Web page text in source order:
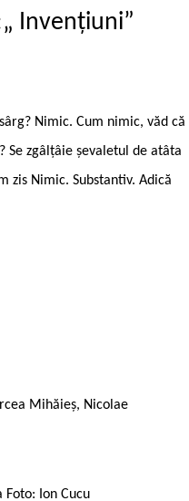
Invențiuni”
Nimic. Cum nimic, văd că
zgâlțâie șevaletul de atâta
zis Nimic. Substantiv. Adică
Mihăieș, Nicolae
Foto: Ion Cucu